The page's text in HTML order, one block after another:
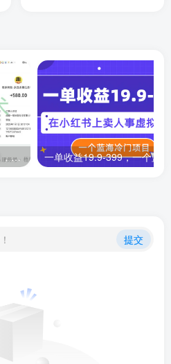
仅用手机就可以做的小项目，当天就能见钱，每天100-300
提交